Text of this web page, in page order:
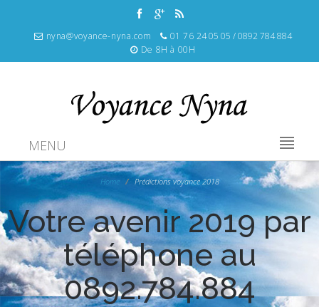
nyna@voyance-nyna.com
01 76 24 05 05 / 0892 784 884
De 8H à 00H
MENU
Home Prédictions voyance 2018
Votre avenir 2019 par
téléphone au
0892.784.884